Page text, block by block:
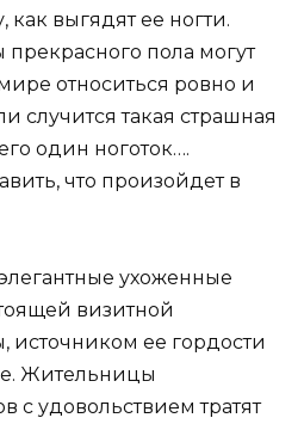
выгядят ее ногти.
пола могут
относиться ровно и
случится такая страшная
один ноготок….
что произойдет в
ухоженные
визитной
ее гордости
Жительницы
с удовольствием тратят